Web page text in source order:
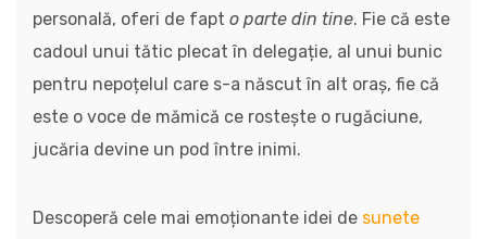
personală, oferi de fapt o parte din tine. Fie că este
cadoul unui tătic plecat în delegație, al unui bunic
pentru nepoțelul care s-a născut în alt oraș, fie că
este o voce de mămică ce rostește o rugăciune,
jucăria devine un pod între inimi.
Descoperă cele mai emoționante idei de sunete